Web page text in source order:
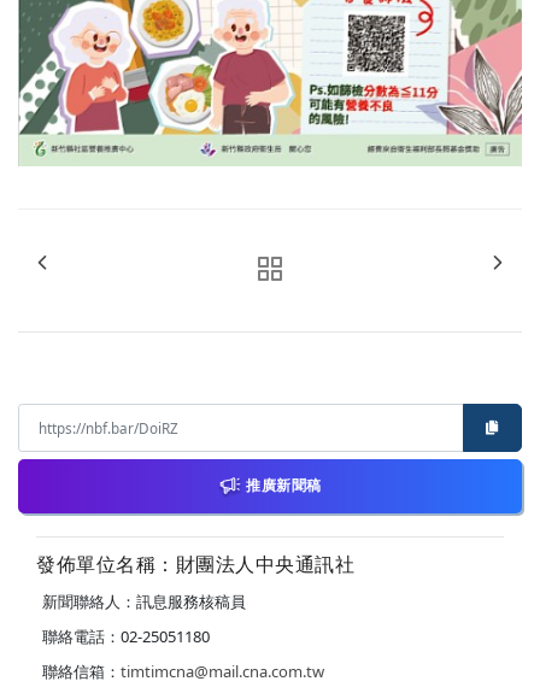
推廣新聞稿
發佈單位名稱：財團法人中央通訊社
新聞聯絡人：訊息服務核稿員
聯絡電話：02-25051180
聯絡信箱： timtimcna@mail.cna.com.tw